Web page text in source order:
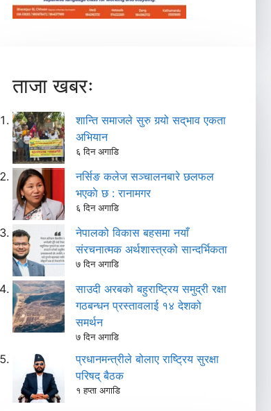
ताजा खबरः
शान्ति समाजले सुरु गर्‍यो सद्‌भाव एकता
अभियान
६ दिन अगाडि
नर्सिङ कलेज सञ्चालनबारे छलफल
भएकाे छ : रानामगर
६ दिन अगाडि
नेपालको विकास बहसमा नयाँ
संरचनात्मक अर्थशास्त्रको सान्दर्भिकता
७ दिन अगाडि
साउदी अरबको बहुराष्ट्रिय समुद्री रक्षा
गठबन्धन प्रस्तावलाई १४ देशको
समर्थन
७ दिन अगाडि
प्रधानमन्त्रीले बोलाए राष्ट्रिय सुरक्षा
परिषद् बैठक
१ हप्ता अगाडि